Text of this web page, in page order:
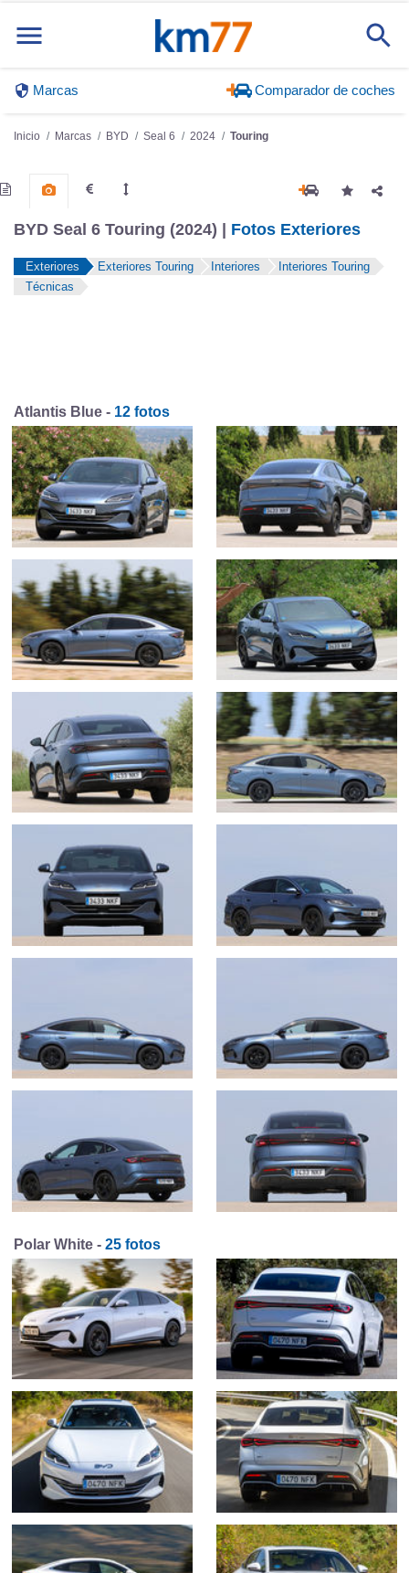
Marcas Comparador de coches
Inicio Marcas BYD Seal 6 2024 Touring
BYD Seal 6 Touring (2024) | Fotos Exteriores
Exteriores Exteriores Touring Interiores
Interiores Touring
Técnicas
Atlantis Blue - 12 fotos
Polar White - 25 fotos